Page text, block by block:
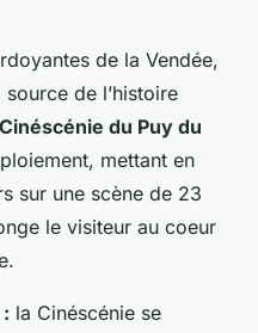
de la Vendée,
de l’histoire
du Puy du
mettant en
sur une scène de 23
le visiteur au coeur
la Cinéscénie se